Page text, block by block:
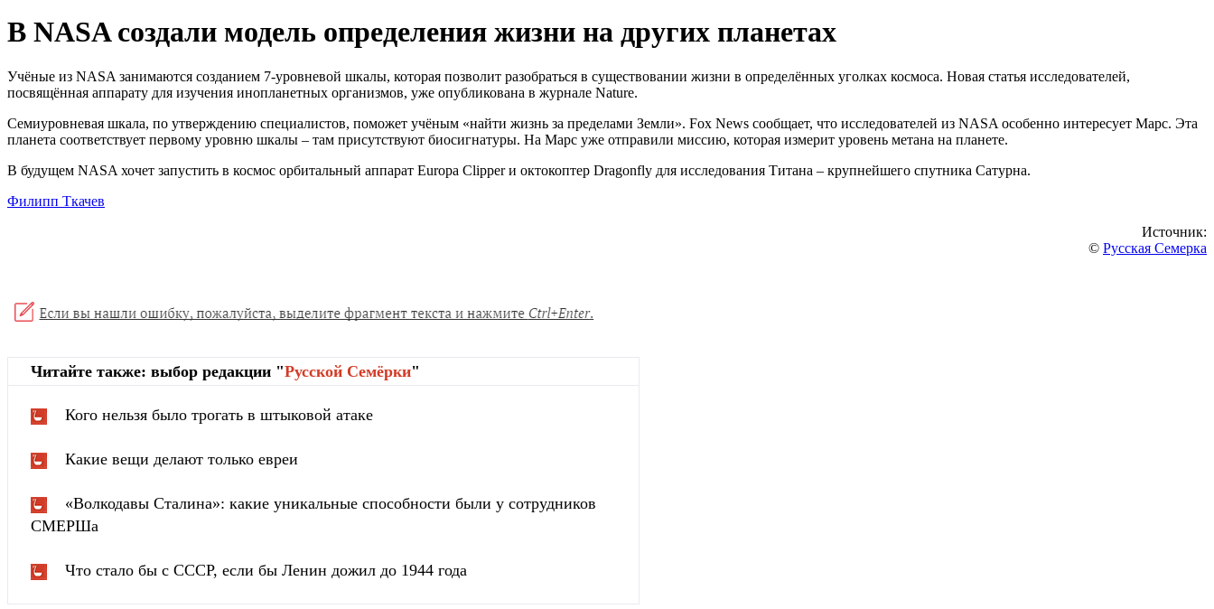
В NASA создали модель определения жизни на других планетах
Учёные из NASA занимаются созданием 7-уровневой шкалы, которая позволит разобраться в существовании жизни в определённых уголках космоса. Новая статья исследователей,
посвящённая аппарату для изучения инопланетных организмов, уже опубликована в журнале Nature.
Семиуровневая шкала, по утверждению специалистов, поможет учёным «найти жизнь за пределами Земли». Fox News сообщает, что исследователей из NASA особенно интересует Марс. Эта
планета соответствует первому уровню шкалы – там присутствуют биосигнатуры. На Марс уже отправили миссию, которая измерит уровень метана на планете.
В будущем NASA хочет запустить в космос орбитальный аппарат Europa Clipper и октокоптер Dragonfly для исследования Титана – крупнейшего спутника Сатурна.
Филипп Ткачев
Источник:
© Русская Семерка
Читайте также: выбор редакции "Русской Cемёрки"
Кого нельзя было трогать в штыковой атаке
Какие вещи делают только евреи
«Волкодавы Сталина»: какие уникальные способности были у сотрудников
СМЕРШа
Что стало бы с СССР, если бы Ленин дожил до 1944 года